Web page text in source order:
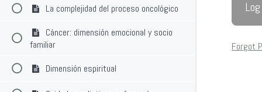
La complejidad del proceso oncológico
Cáncer: dimensión emocional y socio
familiar
Dimensión espiritual
Forgot